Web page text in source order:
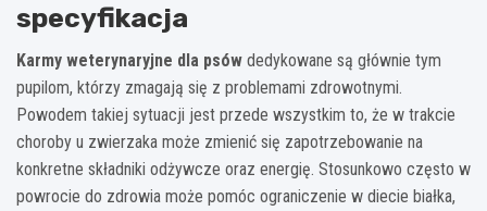
specyfikacja
Karmy weterynaryjne dla psów dedykowane są głównie tym
pupilom, którzy zmagają się z problemami zdrowotnymi.
Powodem takiej sytuacji jest przede wszystkim to, że w trakcie
choroby u zwierzaka może zmienić się zapotrzebowanie na
konkretne składniki odżywcze oraz energię. Stosunkowo często w
powrocie do zdrowia może pomóc ograniczenie w diecie białka,